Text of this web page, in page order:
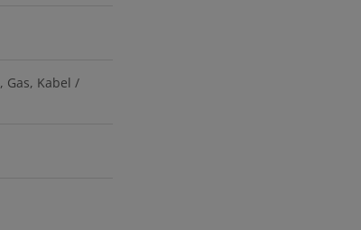
Gas Kabel /